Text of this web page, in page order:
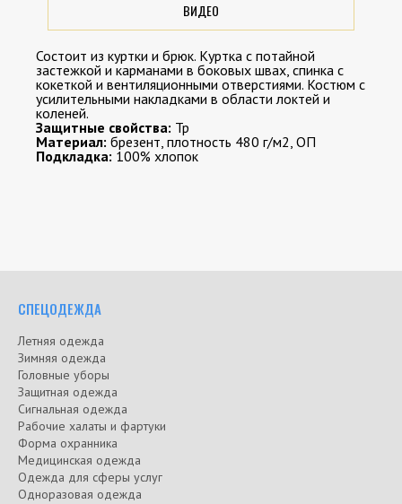
ВИДЕО
Состоит из куртки и брюк. Куртка с потайной
застежкой и карманами в боковых швах, спинка с
кокеткой и вентиляционными отверстиями. Костюм с
усилительными накладками в области локтей и
коленей.
Защитные свойства: Тр
Материал: брезент, плотность 480 г/м2, ОП
Подкладка: 100% хлопок
СПЕЦОДЕЖДА
Летняя одежда
Зимняя одежда
Головные уборы
Защитная одежда
Сигнальная одежда
Рабочие халаты и фартуки
Форма охранника
Медицинская одежда
Одежда для сферы услуг
Одноразовая одежда